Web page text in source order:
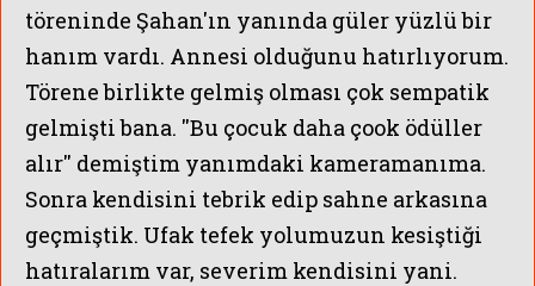
töreninde Şahan'ın yanında güler yüzlü bir
hanım vardı. Annesi olduğunu hatırlıyorum.
Törene birlikte gelmiş olması çok sempatik
gelmişti bana. ''Bu çocuk daha çook ödüller
alır'' demiştim yanımdaki kameramanıma.
Sonra kendisini tebrik edip sahne arkasına
geçmiştik. Ufak tefek yolumuzun kesiştiği
hatıralarım var, severim kendisini yani.